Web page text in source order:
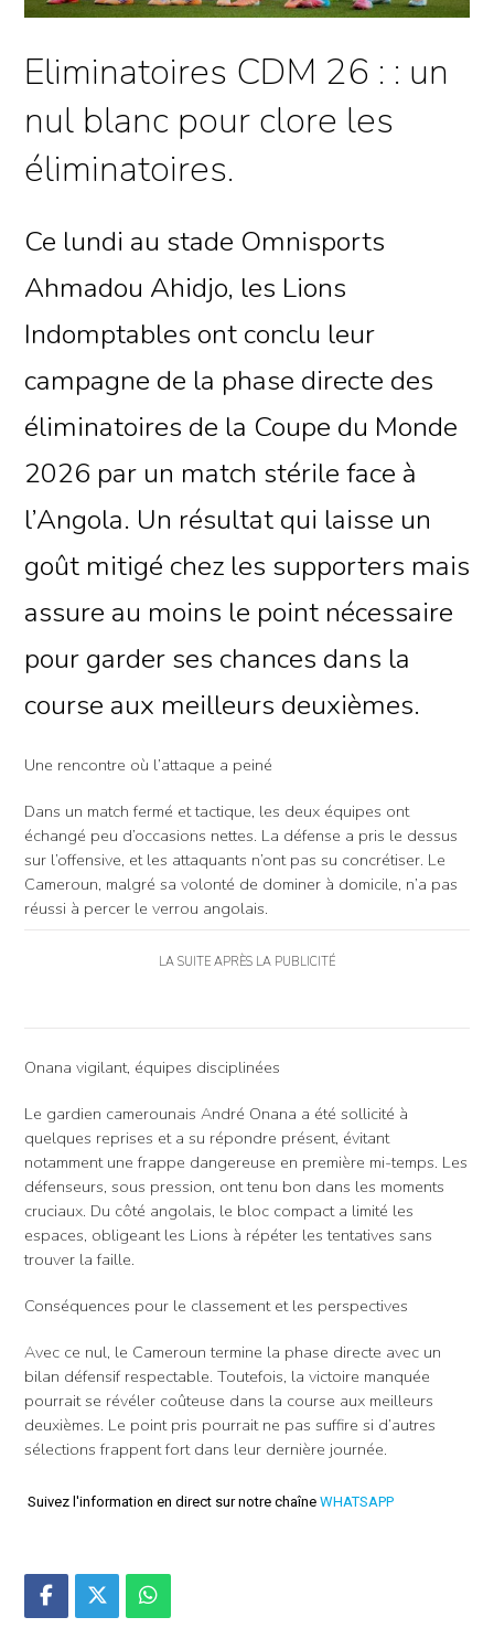
Eliminatoires CDM 26 : : un
nul blanc pour clore les
éliminatoires.
Ce lundi au stade Omnisports
Ahmadou Ahidjo, les Lions
Indomptables ont conclu leur
campagne de la phase directe des
éliminatoires de la Coupe du Monde
2026 par un match stérile face à
l’Angola. Un résultat qui laisse un
goût mitigé chez les supporters mais
assure au moins le point nécessaire
pour garder ses chances dans la
course aux meilleurs deuxièmes.
Une rencontre où l’attaque a peiné
Dans un match fermé et tactique, les deux équipes ont
échangé peu d’occasions nettes. La défense a pris le dessus
sur l’offensive, et les attaquants n’ont pas su concrétiser. Le
Cameroun, malgré sa volonté de dominer à domicile, n’a pas
réussi à percer le verrou angolais.
LA SUITE APRÈS LA PUBLICITÉ
Onana vigilant, équipes disciplinées
Le gardien camerounais André Onana a été sollicité à
quelques reprises et a su répondre présent, évitant
notamment une frappe dangereuse en première mi-temps. Les
défenseurs, sous pression, ont tenu bon dans les moments
cruciaux. Du côté angolais, le bloc compact a limité les
espaces, obligeant les Lions à répéter les tentatives sans
trouver la faille.
Conséquences pour le classement et les perspectives
Avec ce nul, le Cameroun termine la phase directe avec un
bilan défensif respectable. Toutefois, la victoire manquée
pourrait se révéler coûteuse dans la course aux meilleurs
deuxièmes. Le point pris pourrait ne pas suffire si d’autres
sélections frappent fort dans leur dernière journée.
Suivez l'information en direct sur notre chaîne WHATSAPP